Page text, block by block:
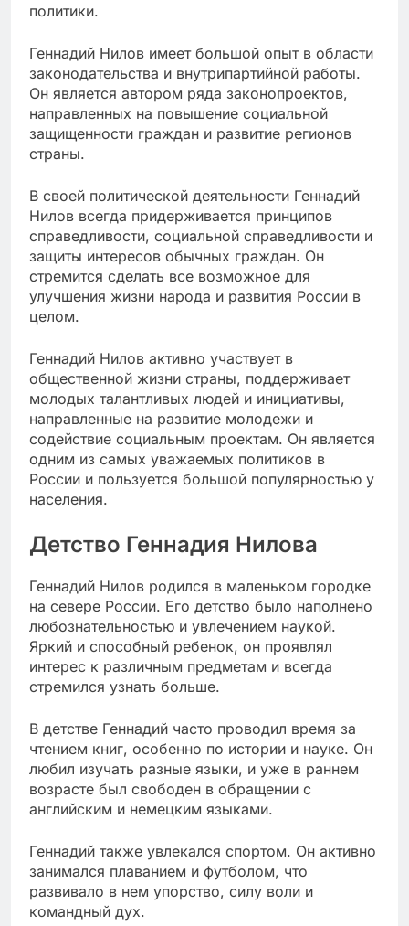
политики.
Геннадий Нилов имеет большой опыт в области
законодательства и внутрипартийной работы.
Он является автором ряда законопроектов,
направленных на повышение социальной
защищенности граждан и развитие регионов
страны.
В своей политической деятельности Геннадий
Нилов всегда придерживается принципов
справедливости, социальной справедливости и
защиты интересов обычных граждан. Он
стремится сделать все возможное для
улучшения жизни народа и развития России в
целом.
Геннадий Нилов активно участвует в
общественной жизни страны, поддерживает
молодых талантливых людей и инициативы,
направленные на развитие молодежи и
содействие социальным проектам. Он является
одним из самых уважаемых политиков в
России и пользуется большой популярностью у
населения.
Детство Геннадия Нилова
Геннадий Нилов родился в маленьком городке
на севере России. Его детство было наполнено
любознательностью и увлечением наукой.
Яркий и способный ребенок, он проявлял
интерес к различным предметам и всегда
стремился узнать больше.
В детстве Геннадий часто проводил время за
чтением книг, особенно по истории и науке. Он
любил изучать разные языки, и уже в раннем
возрасте был свободен в обращении с
английским и немецким языками.
Геннадий также увлекался спортом. Он активно
занимался плаванием и футболом, что
развивало в нем упорство, силу воли и
командный дух.